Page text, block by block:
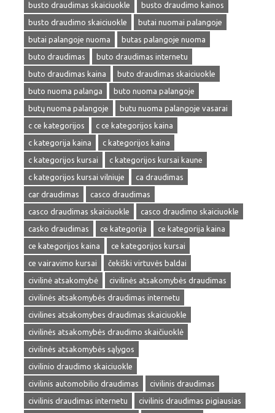
busto draudimas skaiciuokle
busto draudimo kainos
busto draudimo skaiciuokle
butai nuomai palangoje
butai palangoje nuoma
butas palangoje nuoma
buto draudimas
buto draudimas internetu
buto draudimas kaina
buto draudimas skaiciuokle
buto nuoma palanga
buto nuoma palangoje
butų nuoma palangoje
butu nuoma palangoje vasarai
c ce kategorijos
c ce kategorijos kaina
c kategorija kaina
c kategorijos kaina
c kategorijos kursai
c kategorijos kursai kaune
c kategorijos kursai vilniuje
ca draudimas
car draudimas
casco draudimas
casco draudimas skaiciuokle
casco draudimo skaiciuokle
casko draudimas
ce kategorija
ce kategorija kaina
ce kategorijos kaina
ce kategorijos kursai
ce vairavimo kursai
čekiški virtuvės baldai
civilinė atsakomybė
civilinės atsakomybės draudimas
civilinės atsakomybės draudimas internetu
civilines atsakomybes draudimas skaiciuokle
civilinės atsakomybės draudimo skaičiuoklė
civilinės atsakomybės sąlygos
civilinio draudimo skaiciuokle
civilinis automobilio draudimas
civilinis draudimas
civilinis draudimas internetu
civilinis draudimas pigiausias